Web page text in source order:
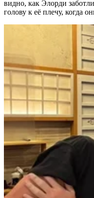
видно, как Элорди
голову к её плечу, когда